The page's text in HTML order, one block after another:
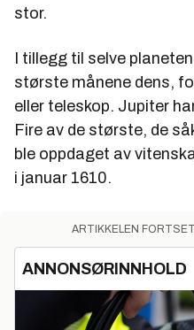
stor.
I tillegg til selve
største månene dens,
eller teleskop. Jupiter
Fire av de største, de
ble oppdaget av
i januar 1610.
ARTIKKELEN
ANNONSØRINNHOLD